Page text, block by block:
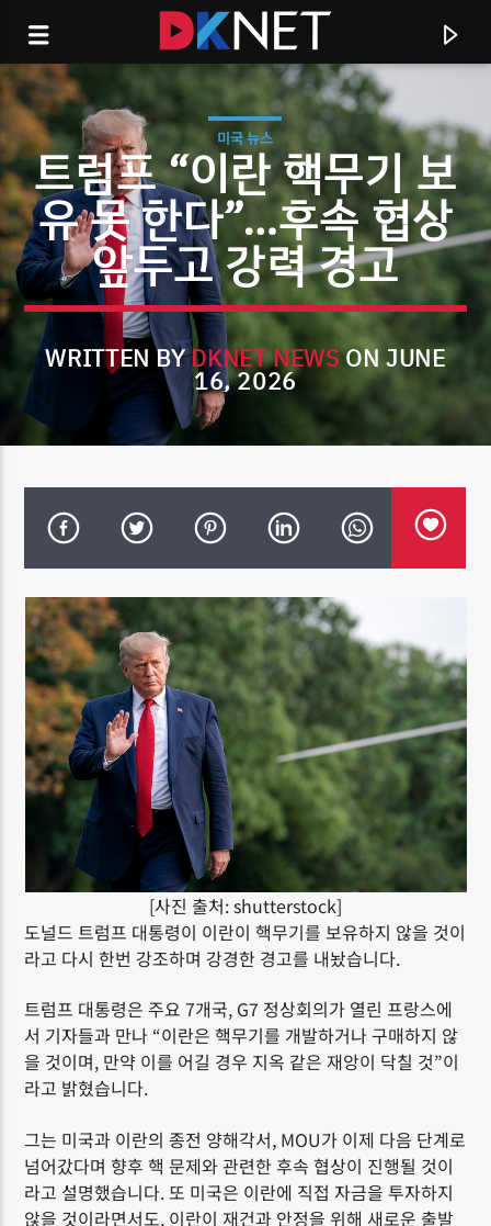
CURRENT TRACK
TITLE
DK NET Radio.co
미국 뉴스
트럼프 “이란 핵무기 보
유 못 한다”…후속 협상
앞두고 강력 경고
WRITTEN BYDKNET NEWSON JUNE
16, 2026
[사진 출처: shutterstock]
도널드 트럼프 대통령이 이란이 핵무기를 보유하지 않을 것이
라고 다시 한번 강조하며 강경한 경고를 내놨습니다.
트럼프 대통령은 주요 7개국, G7 정상회의가 열린 프랑스에
서 기자들과 만나 “이란은 핵무기를 개발하거나 구매하지 않
을 것이며, 만약 이를 어길 경우 지옥 같은 재앙이 닥칠 것”이
라고 밝혔습니다.
그는 미국과 이란의 종전 양해각서, MOU가 이제 다음 단계로
넘어갔다며 향후 핵 문제와 관련한 후속 협상이 진행될 것이
라고 설명했습니다. 또 미국은 이란에 직접 자금을 투자하지
않을 것이라면서도, 이란이 재건과 안정을 위해 새로운 출발